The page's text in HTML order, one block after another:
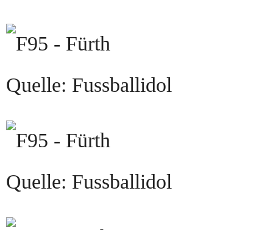
Quelle: Fussballidol
Quelle: Fussballidol